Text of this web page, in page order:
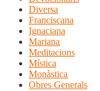
Diversa
Franciscana
Ignaciana
Mariana
Meditacions
Mística
Monàstica
Obres Generals